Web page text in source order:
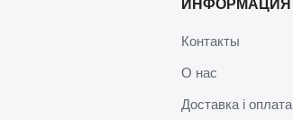
ИНФОРМАЦИЯ
Контакты
О нас
Доставка і оплата